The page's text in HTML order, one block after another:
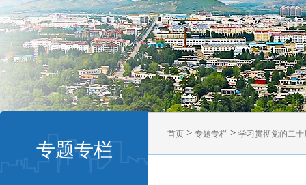
专题专栏
首页 > 专题专栏 > 学习贯彻党的二